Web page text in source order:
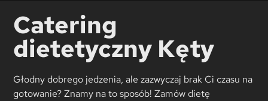
Catering
dietetyczny Kęty
Głodny dobrego jedzenia, ale zazwyczaj brak Ci czasu na
gotowanie? Znamy na to sposób! Zamów dietę